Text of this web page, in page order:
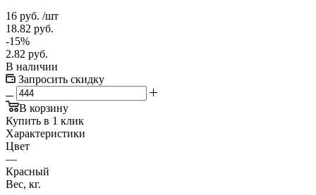
16 руб. /шт
18.82 руб.
-15%
2.82 руб.
В наличии
Запросить скидку
В корзину
Купить в 1 клик
Характеристики
Цвет
—
Красный
Вес, кг.